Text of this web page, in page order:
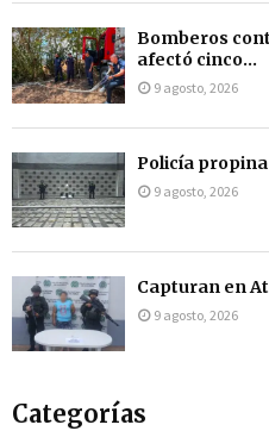
Bomberos
afectó cinco...
9 agosto, 2026
Policía
9 agosto, 2026
Capturan en
9 agosto, 2026
Categorías